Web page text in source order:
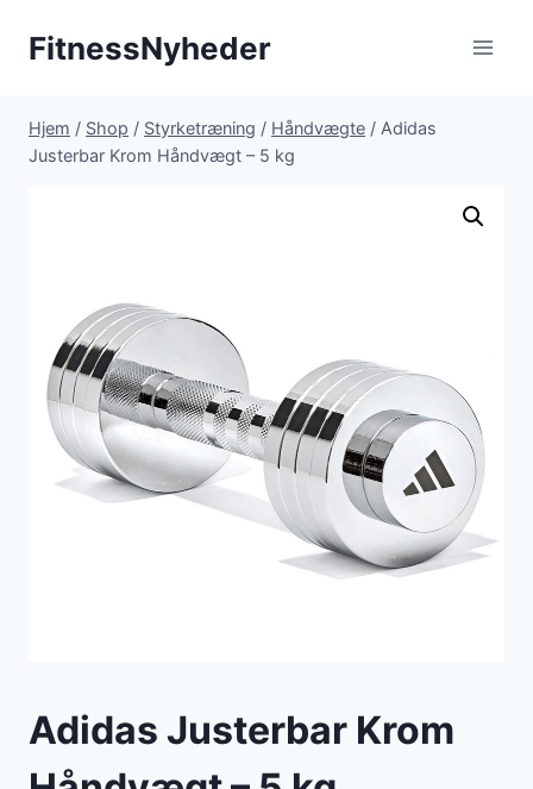
FitnessNyheder
Hjem / Shop / Styrketræning / Håndvægte / Adidas
Justerbar Krom Håndvægt – 5 kg
Adidas Justerbar Krom